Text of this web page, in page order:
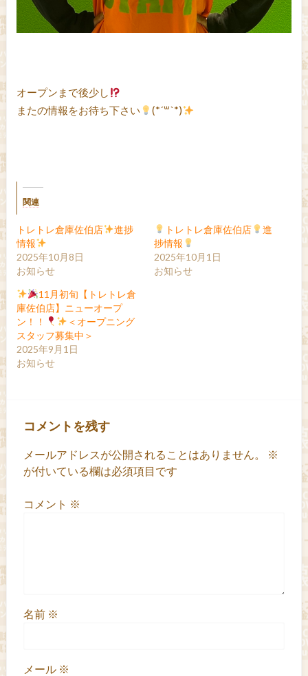
オープンまで後少し
またの情報をお待ち下さい
(*´꒳`*)
関連
トレトレ倉庫佐伯店
進捗
情報
2025年10月8日
お知らせ
トレトレ倉庫佐伯店
進
捗情報
2025年10月1日
お知らせ
11月初旬【トレトレ倉
庫佐伯店】ニューオープ
ン！！
＜オープニング
スタッフ募集中＞
2025年9月1日
お知らせ
コメントを残す
メールアドレスが公開されることはありません。
※
が付いている欄は必須項目です
コメント ※
名前 ※
メール ※